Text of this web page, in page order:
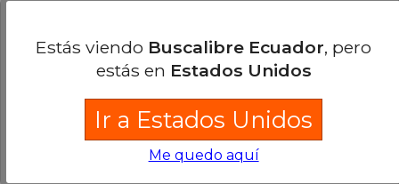
ejercicio mental. Estoy muy conforme con mi
pedido! Muchas gracias
No es útil
Miércoles 13 de Marzo,
Estás viendo Buscalibre Ecuador, pero
estás en Estados Unidos
Ir a Estados Unidos
Me quedo aquí